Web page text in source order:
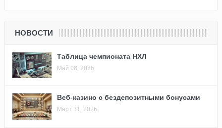
НОВОСТИ
Таблица чемпионата НХЛ
Май 08, 2026
Веб-казино с бездепозитными бонусами
Март 31, 2026